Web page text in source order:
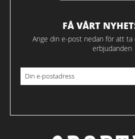
FÅ VÅRT
Ange din e-post nedan för att ta
erbjudanden